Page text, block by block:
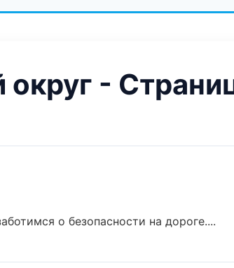
-
о безопасности на дороге....